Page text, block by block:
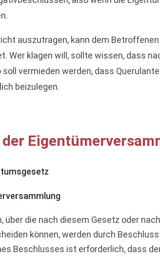
auszutragen, kann dem
Wer klagen will, sollte wissen, dass
vermieden werden, dass
beizulegen.
über die nach diesem Gesetz oder
können, werden durch
Beschlusses ist erforderlich, dass